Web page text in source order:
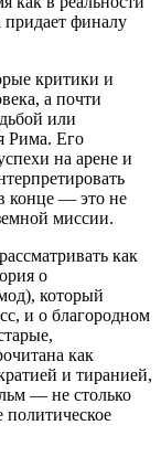
придает финалу
критики и
а почти
или
Рима. Его
на арене и
конце — это не
миссии.
как
о
который
и о благородном
как
и тиранией,
— не столько
политическое